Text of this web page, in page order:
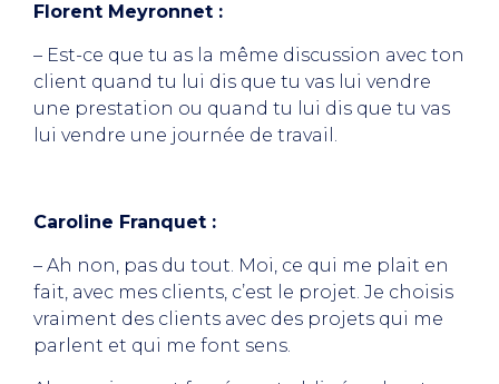
Florent Meyronnet :
– Est-ce que tu as la même discussion avec ton
client quand tu lui dis que tu vas lui vendre
une prestation ou quand tu lui dis que tu vas
lui vendre une journée de travail.
Caroline Franquet :
– Ah non, pas du tout. Moi, ce qui me plait en
fait, avec mes clients, c’est le projet. Je choisis
vraiment des clients avec des projets qui me
parlent et qui me font sens.